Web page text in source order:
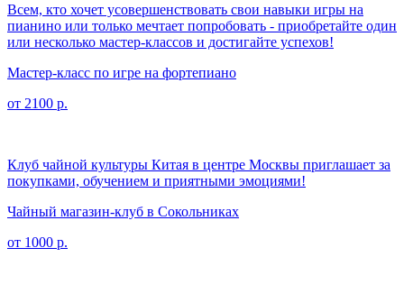
Всем, кто хочет усовершенствовать свои навыки игры на
пианино или только мечтает попробовать - приобретайте один
или несколько мастер-классов и достигайте успехов!
Мастер-класс по игре на фортепиано
от 2100 р.
Клуб чайной культуры Китая в центре Москвы приглашает за
покупками, обучением и приятными эмоциями!
Чайный магазин-клуб в Сокольниках
от 1000 р.